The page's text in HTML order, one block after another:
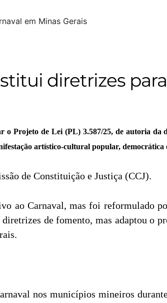
diretrizes
Projeto de Lei (PL) 3.587/25, de autoria da
artístico-cultural popular, democrática
de Constituição e Justiça (CCJ).
ao Carnaval, mas foi reformulado
de fomento, mas adaptou o
nos municípios mineiros